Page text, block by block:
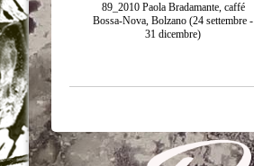
89_2010 Paola Bradamante, caffé
Bossa-Nova, Bolzano (24 settembre -
31 dicembre)